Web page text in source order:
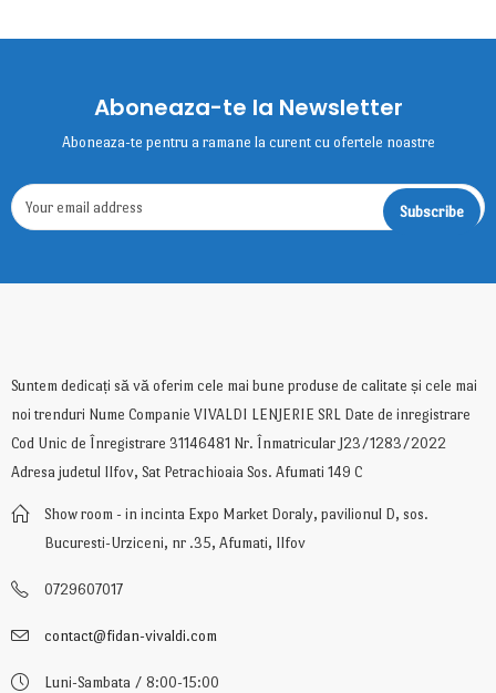
Aboneaza-te la Newsletter
Aboneaza-te pentru a ramane la curent cu ofertele noastre
Suntem dedicați să vă oferim cele mai bune produse de calitate și cele mai
noi trenduri Nume Companie VIVALDI LENJERIE SRL Date de inregistrare
Cod Unic de Înregistrare 31146481 Nr. Înmatricular J23/1283/2022
Adresa judetul Ilfov, Sat Petrachioaia Sos. Afumati 149 C
Show room - in incinta Expo Market Doraly, pavilionul D, sos.
Bucuresti-Urziceni, nr .35, Afumati, Ilfov
0729607017
contact@fidan-vivaldi.com
Luni-Sambata / 8:00-15:00